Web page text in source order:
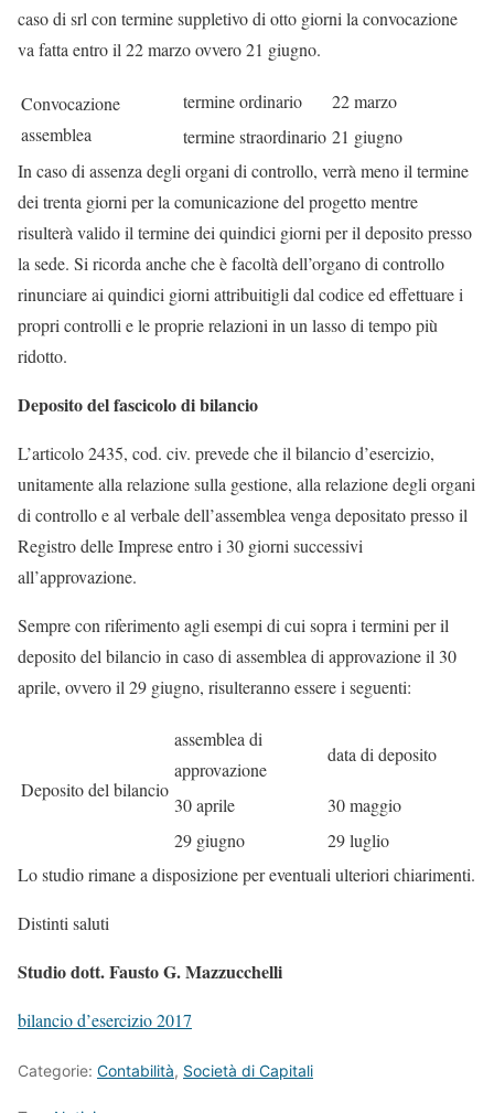
caso di srl con termine suppletivo di otto giorni la convocazione
va fatta entro il 22 marzo ovvero 21 giugno.
Convocazione
assemblea
termine ordinario
22 marzo
termine straordinario 21 giugno
In caso di assenza degli organi di controllo, verrà meno il termine
dei trenta giorni per la comunicazione del progetto mentre
risulterà valido il termine dei quindici giorni per il deposito presso
la sede. Si ricorda anche che è facoltà dell’organo di controllo
rinunciare ai quindici giorni attribuitigli dal codice ed effettuare i
propri controlli e le proprie relazioni in un lasso di tempo più
ridotto.
Deposito del fascicolo di bilancio
L’articolo 2435, cod. civ. prevede che il bilancio d’esercizio,
unitamente alla relazione sulla gestione, alla relazione degli organi
di controllo e al verbale dell’assemblea venga depositato presso il
Registro delle Imprese entro i 30 giorni successivi
all’approvazione.
Sempre con riferimento agli esempi di cui sopra i termini per il
deposito del bilancio in caso di assemblea di approvazione il 30
aprile, ovvero il 29 giugno, risulteranno essere i seguenti:
Deposito del bilancio
assemblea di
approvazione
data di deposito
30 aprile
30 maggio
29 giugno
29 luglio
Lo studio rimane a disposizione per eventuali ulteriori chiarimenti.
Distinti saluti
Studio dott. Fausto G. Mazzucchelli
bilancio d’esercizio 2017
Categorie: Contabilità, Società di Capitali